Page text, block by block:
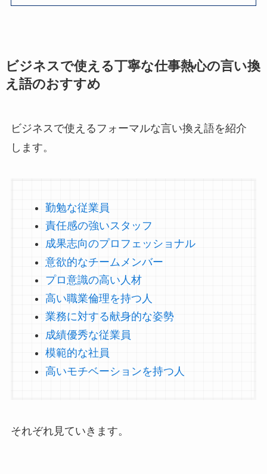
ビジネスで使える丁寧な仕事熱心の言い換
え語のおすすめ
ビジネスで使えるフォーマルな言い換え語を紹介
します。
勤勉な従業員
責任感の強いスタッフ
成果志向のプロフェッショナル
意欲的なチームメンバー
プロ意識の高い人材
高い職業倫理を持つ人
業務に対する献身的な姿勢
成績優秀な従業員
模範的な社員
高いモチベーションを持つ人
それぞれ見ていきます。